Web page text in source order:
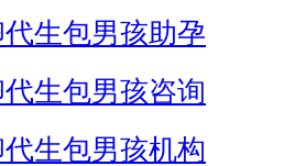
生包男孩助孕
生包男孩咨询
生包男孩机构